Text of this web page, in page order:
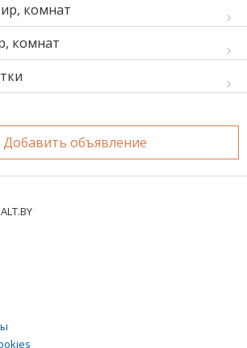
комнат
комнат
Добавить объявление